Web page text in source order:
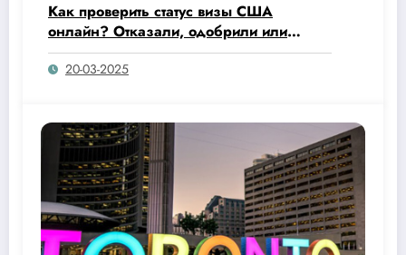
Как проверить статус визы США
онлайн? Отказали, одобрили или
напечатали уже визу в паспорт?
20-03-2025